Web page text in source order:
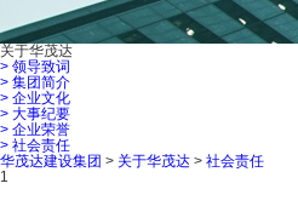
关于华茂达
> 领导致词
> 集团简介
> 企业文化
> 大事纪要
> 企业荣誉
> 社会责任
华茂达建设集团 > 关于华茂达 > 社会责任
1